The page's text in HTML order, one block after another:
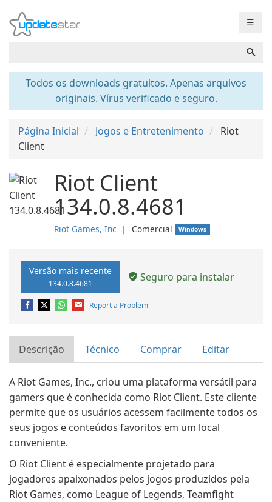
☰
Todos os downloads gratuitos. Apenas arquivos
originais. Vírus verificado e seguro.
Página Inicial Jogos e Entretenimento
Riot
Client
Riot Client
134.0.8.4681
Riot Games, Inc ❘ Comercial Windows
Versão mais recente
134.0.8.4681 Seguro para instalar
Report a Problem
Descrição Técnico Comprar Editar
A Riot Games, Inc., criou uma plataforma versátil para
gamers que é conhecida como Riot Client. Este cliente
permite que os usuários acessem facilmente todos os
seus jogos e conteúdos favoritos em um local
conveniente.
O Riot Client é especialmente projetado para
jogadores apaixonados pelos jogos produzidos pela
Riot Games, como League of Legends, Teamfight